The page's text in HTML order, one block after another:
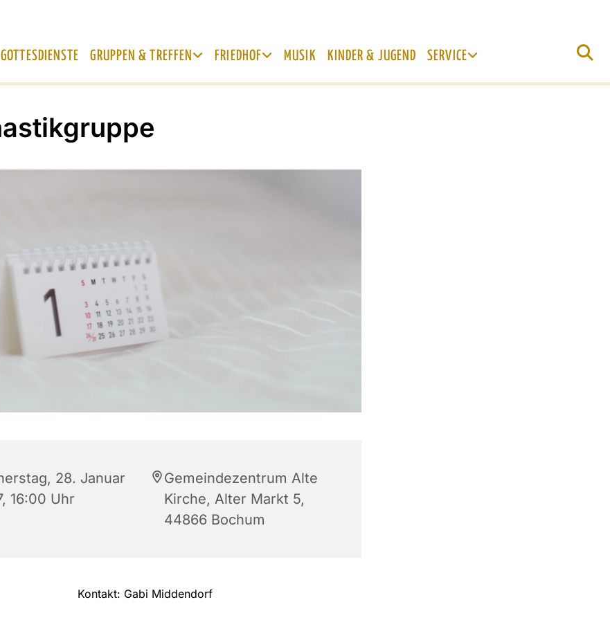
GOTTESDIENSTE GRUPPEN & TREFFEN FRIEDHOF MUSIK KINDER & JUGEND SERVICE
28. Januar
16:00 Uhr
Gemeindezentrum Alte
Kirche, Alter Markt 5,
44866 Bochum
Kontakt: Gabi Middendorf